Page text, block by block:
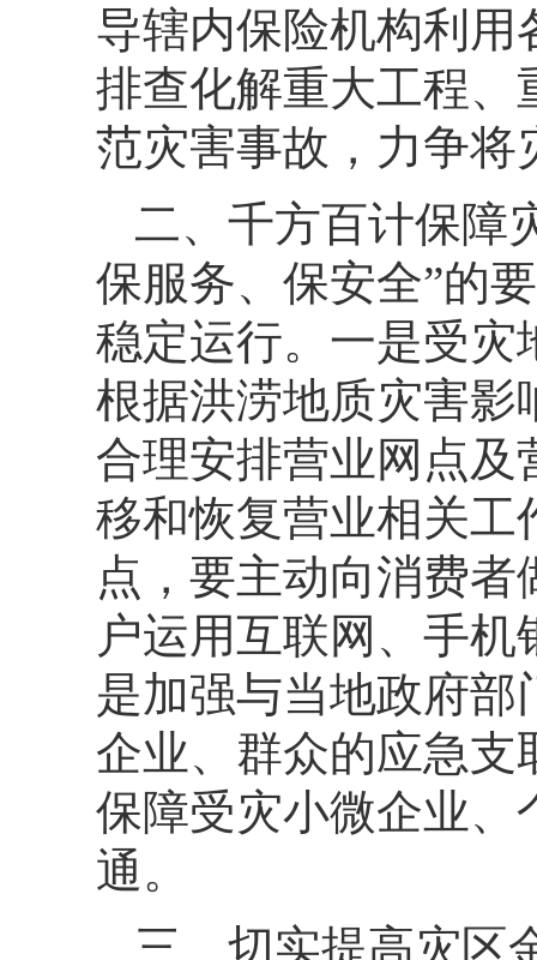
导辖内保险机构利
排查化解重大工程、
范灾害事故，力争将
二、千方百计保障
保服务、保安全”的
稳定运行。一是受灾
根据洪涝地质灾害影
合理安排营业网点
移和恢复营业相关工
点，要主动向消费
户运用互联网、手
是加强与当地政府
企业、群众的应急
保障受灾小微企业、
通。
三、切实提高灾区